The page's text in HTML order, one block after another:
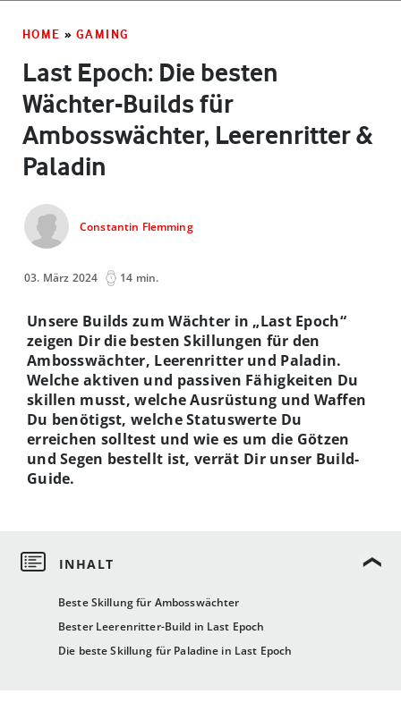
HOME » GAMING
Last Epoch: Die besten
Wächter-Builds für
Ambosswächter, Leerenritter &
Paladin
Constantin Flemming
03. März 2024 14 min.
Beste Skillung für Ambosswächter
Bester Leerenritter-Build in Last Epoch
Die beste Skillung für Paladine in Last Epoch
Unsere Builds zum Wächter in „Last Epoch“
zeigen Dir die besten Skillungen für den
Ambosswächter, Leerenritter und Paladin.
Welche aktiven und passiven Fähigkeiten Du
skillen musst, welche Ausrüstung und Waffen
Du benötigst, welche Statuswerte Du
erreichen solltest und wie es um die Götzen
und Segen bestellt ist, verrät Dir unser Build-
Guide.